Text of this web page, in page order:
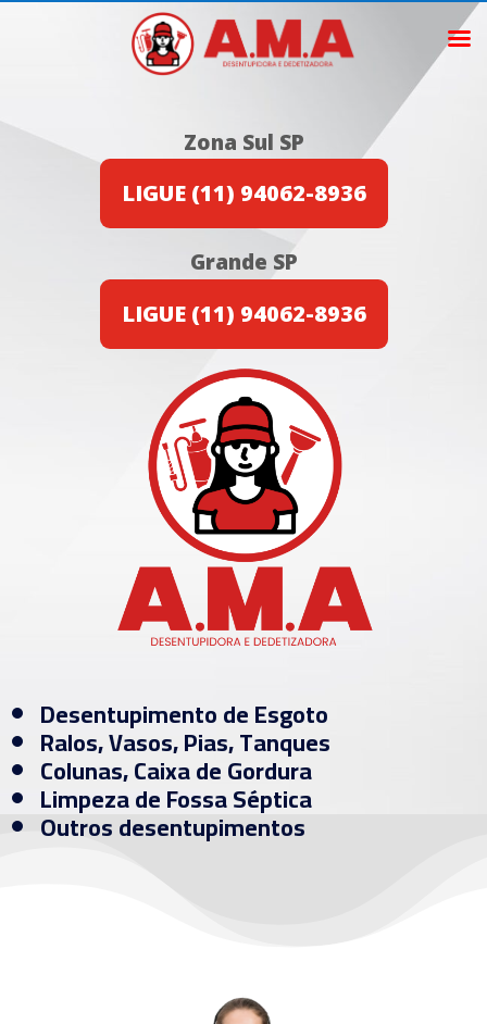
Zona Sul SP
LIGUE (11) 94062-8936
Grande SP
LIGUE (11) 94062-8936
Desentupimento de Esgoto
Ralos, Vasos, Pias, Tanques
Colunas, Caixa de Gordura
Limpeza de Fossa Séptica
Outros desentupimentos